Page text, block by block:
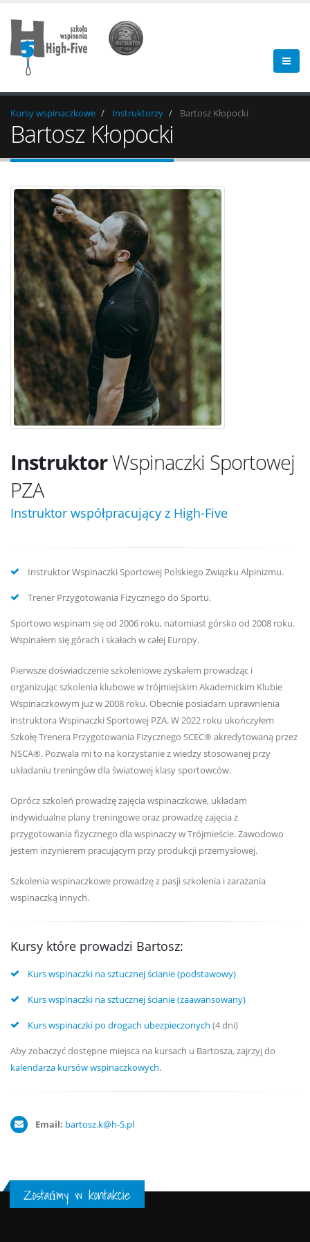
Kursy wspinaczkowe Instruktorzy Bartosz Kłopocki
Bartosz Kłopocki
InstruktorWspinaczki Sportowej
PZA
Instruktor współpracujący z High-Five
Instruktor Wspinaczki Sportowej Polskiego Związku Alpinizmu.
Trener Przygotowania Fizycznego do Sportu.
Sportowo wspinam się od 2006 roku, natomiast górsko od 2008 roku.
Wspinałem się górach i skałach w całej Europy.
Pierwsze doświadczenie szkoleniowe zyskałem prowadząc i
organizując szkolenia klubowe w trójmiejskim Akademickim Klubie
Wspinaczkowym już w 2008 roku. Obecnie posiadam uprawnienia
instruktora Wspinaczki Sportowej PZA. W 2022 roku ukończyłem
Szkołę Trenera Przygotowania Fizycznego SCEC® akredytowaną przez
NSCA®. Pozwala mi to na korzystanie z wiedzy stosowanej przy
układaniu treningów dla światowej klasy sportowców.
Oprócz szkoleń prowadzę zajęcia wspinaczkowe, układam
indywidualne plany treningowe oraz prowadzę zajęcia z
przygotowania fizycznego dla wspinaczy w Trójmieście. Zawodowo
jestem inżynierem pracującym przy produkcji przemysłowej.
Szkolenia wspinaczkowe prowadzę z pasji szkolenia i zarażania
wspinaczką innych.
Kursy które prowadzi Bartosz:
Kurs wspinaczki na sztucznej ścianie (podstawowy)
Kurs wspinaczki na sztucznej ścianie (zaawansowany)
Kurs wspinaczki po drogach ubezpieczonych (4 dni)
Aby zobaczyć dostępne miejsca na kursach u Bartosza, zajrzyj do
kalendarza kursów wspinaczkowych.
Email: bartosz.k@h-5.pl
Zostańmy w kontakcie